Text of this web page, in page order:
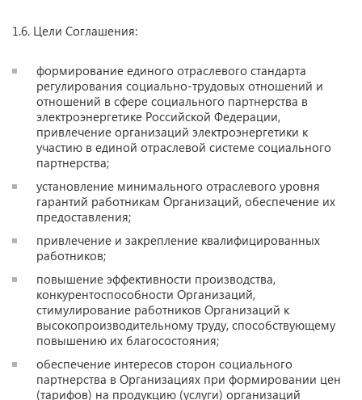
1.6. Цели Соглашения:
формирование единого отраслевого стандарта
регулирования социально-трудовых отношений и
отношений в сфере социального партнерства в
электроэнергетике Российской Федерации,
привлечение организаций электроэнергетики к
участию в единой отраслевой системе социального
партнерства;
установление минимального отраслевого уровня
гарантий работникам Организаций, обеспечение их
предоставления;
привлечение и закрепление квалифицированных
работников;
повышение эффективности производства,
конкурентоспособности Организаций,
стимулирование работников Организаций к
высокопроизводительному труду, способствующему
повышению их благосостояния;
обеспечение интересов сторон социального
партнерства в Организациях при формировании цен
(тарифов) на продукцию (услуги) организаций